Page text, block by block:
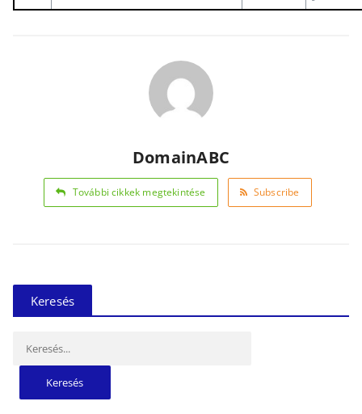
DomainABC
További cikkek megtekintése Subscribe
Keresés